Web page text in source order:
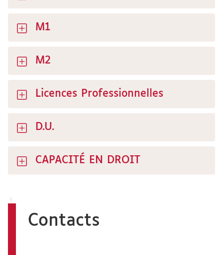
M1
M2
Licences Professionnelles
D.U.
CAPACITÉ EN DROIT
Contacts